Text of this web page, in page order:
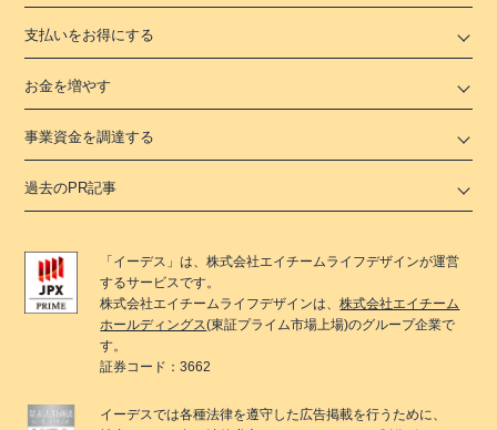
支払いをお得にする
お金を増やす
事業資金を調達する
過去のPR記事
「 イーデス 」は、株式会社エイチームライフデザインが運営
するサービスです。
株式会社エイチームライフデザインは、株式会社エイチーム
ホールディングス(東証プライム市場上場)のグループ企業で
す。
証券コード：3662
イーデスでは各種法律を遵守した広告掲載を行うために、